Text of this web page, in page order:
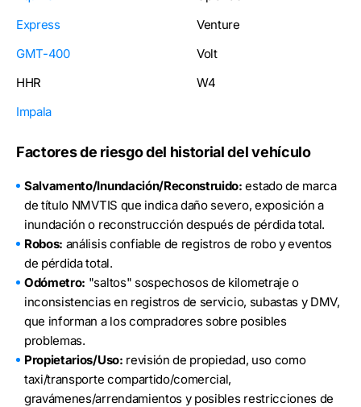
Express
GMT-400
HHR
Impala
Venture
Volt
W4
Factores de riesgo del historial del vehículo
Salvamento/Inundación/Reconstruido: estado de marca
de título NMVTIS que indica daño severo, exposición a
inundación o reconstrucción después de pérdida total.
Robos: análisis confiable de registros de robo y eventos
de pérdida total.
Odómetro: "saltos" sospechosos de kilometraje o
inconsistencias en registros de servicio, subastas y DMV,
que informan a los compradores sobre posibles
problemas.
Propietarios/Uso: revisión de propiedad, uso como
taxi/transporte compartido/comercial,
gravámenes/arrendamientos y posibles restricciones de